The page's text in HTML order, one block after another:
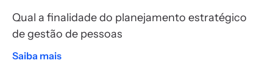
Qual a finalidade do planejamento estratégico
de gestão de pessoas
Saiba mais